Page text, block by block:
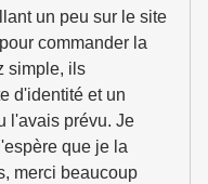
un peu sur le site
commander la
simple, ils
d'identité et un
l'avais prévu. Je
que je la
merci beaucoup